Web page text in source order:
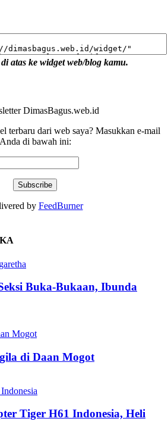
atas ke widget web/blog kamu.
terbaru dari web saya? Masukkan e-mail
Anda di bawah ini:
by FeedBurner
Buka-Bukaan, Ibunda
di Daan Mogot
Tiger H61 Indonesia, Heli